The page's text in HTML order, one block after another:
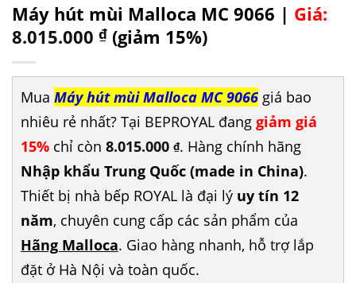
Máy hút mùi Malloca MC 9066 | Giá:
8.015.000 ₫ (giảm 15%)
Mua Máy hút mùi Malloca MC 9066 giá bao
nhiêu rẻ nhất? Tại BEPROYAL đang giảm giá
15% chỉ còn 8.015.000 ₫. Hàng chính hãng
Nhập khẩu Trung Quốc (made in China).
Thiết bị nhà bếp ROYAL là đại lý uy tín 12
năm, chuyên cung cấp các sản phẩm của
Hãng Malloca. Giao hàng nhanh, hỗ trợ lắp
đặt ở Hà Nội và toàn quốc.